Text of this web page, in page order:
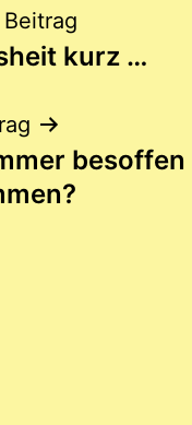
kurz …
besoffen